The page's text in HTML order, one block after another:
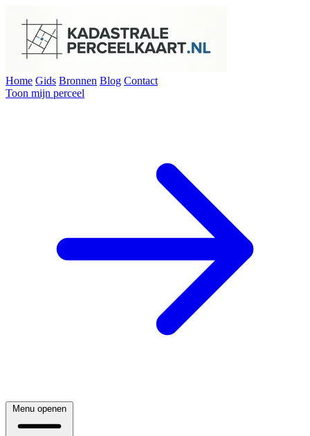
Home Gids Bronnen Blog Contact
Toon mijn perceel
Menu openen